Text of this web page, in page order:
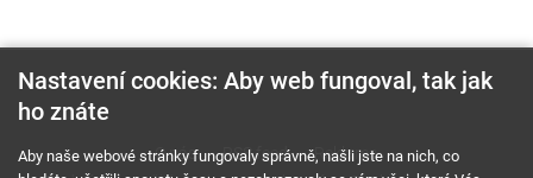
O nás RSS feed
Reklama
Nastavení cookies: Aby web fungoval, tak jak
ho znáte
Aby naše webové stránky fungovaly správně, našli jste na nich, co